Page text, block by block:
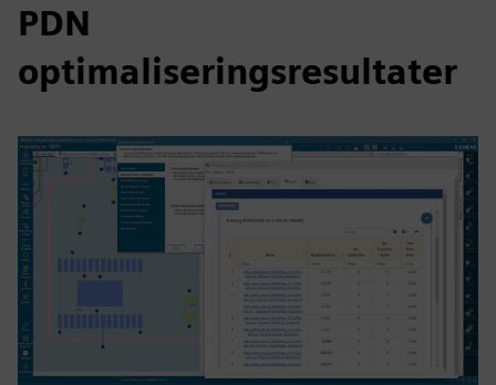
PDN
optimaliseringsresultater